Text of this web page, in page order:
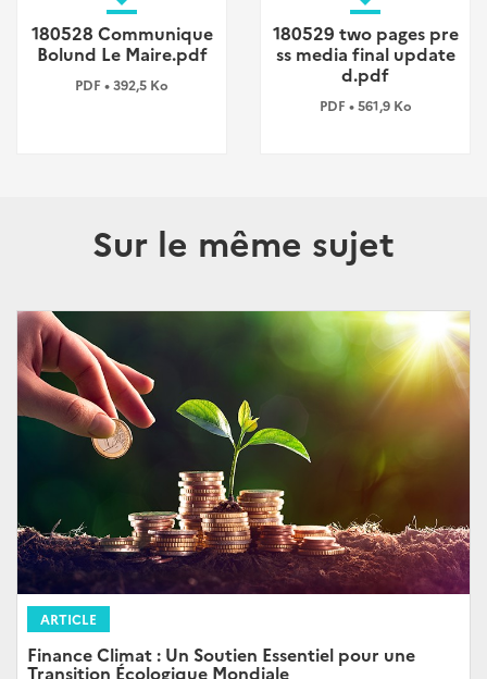
180528 Communique
Bolund Le Maire.pdf
PDF • 392,5 Ko
180529 two pages pre
ss media final update
d.pdf
PDF • 561,9 Ko
Sur le même sujet
ARTICLE
Finance Climat : Un Soutien Essentiel pour une
Transition Écologique Mondiale